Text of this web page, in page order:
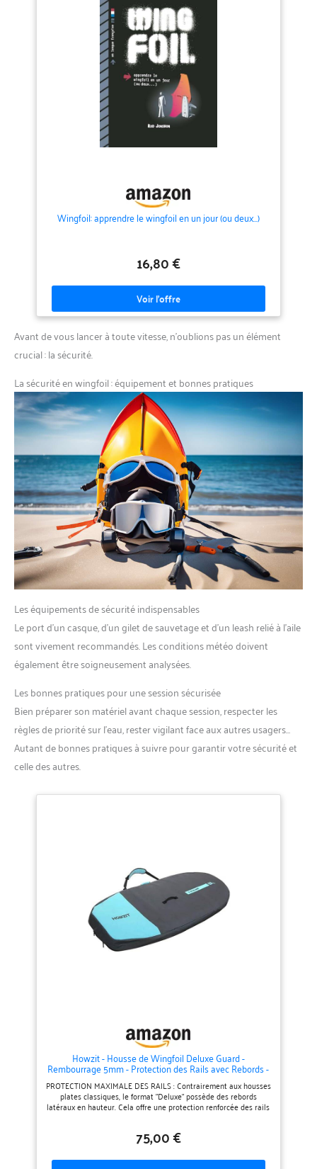
DES PLANCHES DE WINGFOIL】
Compatibilité garantie avec la
plupart des planches de wingfoil,
surf foil ou windfoil disponibles
sur le marché. ✅ 【COMPREND
UNE VARIETÉ DE VIS DE
Comprend une variété de vis de
différentes tailles et formes pour
assurer la compatibilité avec
Wingfoil: apprendre le wingfoil en un jour (ou deux...)
16,80 €
Avant de vous lancer à toute vitesse, n’oublions pas un élément
crucial : la sécurité.
La sécurité en wingfoil : équipement et bonnes pratiques
Les équipements de sécurité indispensables
Le port d’un casque, d’un gilet de sauvetage et d’un leash relié à l’aile
sont vivement recommandés. Les conditions météo doivent
également être soigneusement analysées.
Les bonnes pratiques pour une session sécurisée
Bien préparer son matériel avant chaque session, respecter les
règles de priorité sur l’eau, rester vigilant face aux autres usagers…
Autant de bonnes pratiques à suivre pour garantir votre sécurité et
celle des autres.
Howzit - Housse de Wingfoil Deluxe Guard -
Rembourrage 5mm - Protection des Rails avec Rebords -
Ouverture pour Foil Intégrée - Polyester 600D Ultra-
Résistant - Noir/Gris (5'6)
PROTECTION MAXIMALE DES RAILS : Contrairement aux housses
plates classiques, le format "Deluxe" possède des rebords
latéraux en hauteur. Cela offre une protection renforcée des rails
de votre planche contre les chocs et facilite le choix de la taille.
Grâce à l'ouverture centrale à scratch, vous pouvez glisser votre
planche dans la housse sans avoir à démonter votre foil. Pratique,
rapide et efficace. ROBUSTESSE 600D & DURABILITÉ : Fabriquée
75,00 €